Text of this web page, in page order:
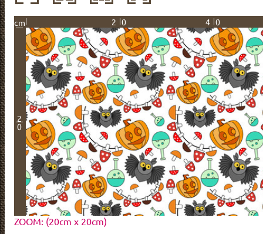
cm 20 40
2
0
ZOOM: (20cm x 20cm)